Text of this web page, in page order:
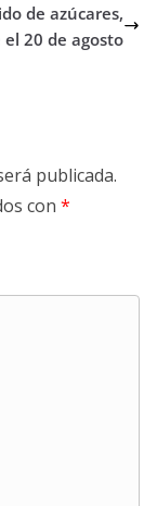
de azúcares,
el 20 de agosto
publicada.
con *